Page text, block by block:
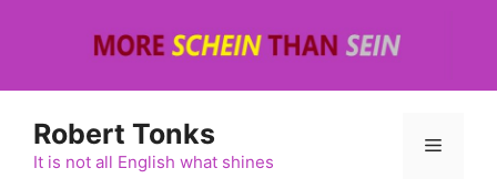
Robert Tonks
It is not all English what shines
Menü